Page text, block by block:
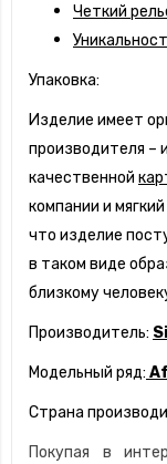
Четкий
Упаковка:
Изделие имеет
производителя –
качественной
компании и
что изделие
в таком виде
близкому
Производитель:
Модельный ряд:
Страна
Покупая в